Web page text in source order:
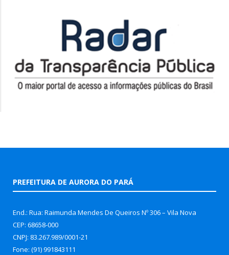
PREFEITURA DE AURORA DO PARÁ
End.: Rua: Raimunda Mendes De Queiros Nº 306 – Vila Nova
CEP: 68658-000
CNPJ: 83.267.989/0001-21
Fone: (91) 991843111